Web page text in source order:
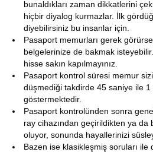
bunaldıkları zaman dikkatlerini
hiçbir diyalog kurmazlar. İlk
diyebilirsiniz bu insanlar için.
Pasaport memurları gerek
belgelerinize de bakmak
hisse sakın kapılmayınız.
Pasaport kontrol süresi memur
düşmediği takdirde 45 saniye ile 1
göstermektedir.
Pasaport kontrolünden sonra
ray cihazından geçirildikten ya
oluyor, sonunda hayallerinizi
Bazen ise klasikleşmiş soruları ile